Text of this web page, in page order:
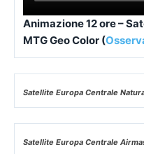
Animazione 12 ore –
MTG Geo Color (
Satellite Europa Centrale
Satellite Europa Centrale